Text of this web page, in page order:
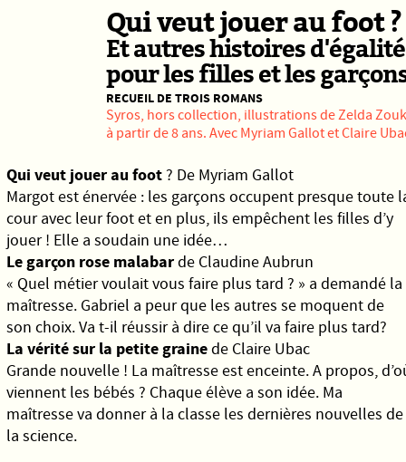
Qui veut jouer au foot ?
Et autres histoires d'égalité
pour les filles et les
RECUEIL DE TROIS ROMANS
Syros, hors collection, illustrations de Zelda
à partir de 8 ans. Avec Myriam Gallot et Claire
Qui veut jouer au foot ? De Myriam Gallot
Margot est énervée : les garçons occupent presque toute
cour avec leur foot et en plus, ils empêchent les filles d’y
jouer ! Elle a soudain une idée…
Le garçon rose malabarde Claudine Aubrun
« Quel métier voulait vous faire plus tard ? » a demandé la
maîtresse. Gabriel a peur que les autres se moquent de
son choix. Va t-il réussir à dire ce qu’il va faire plus tard?
La vérité sur la petite grainede Claire Ubac
Grande nouvelle ! La maîtresse est enceinte. A propos,
viennent les bébés ? Chaque élève a son idée. Ma
maîtresse va donner à la classe les dernières nouvelles de
la science.